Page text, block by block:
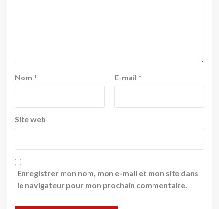
Nom * E-mail *
Site web
Enregistrer mon nom, mon e-mail et mon site dans
le navigateur pour mon prochain commentaire.